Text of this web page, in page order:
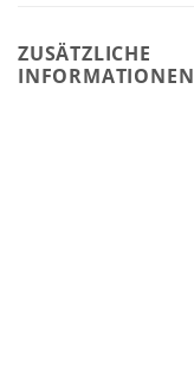
ZUSÄTZLICHE
INFORMATIONEN